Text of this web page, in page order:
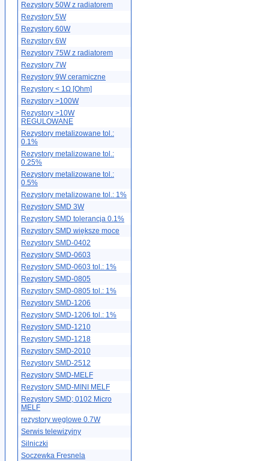
Rezystory 50W z radiatorem
Rezystory 5W
Rezystory 60W
Rezystory 6W
Rezystory 75W z radiatorem
Rezystory 7W
Rezystory 9W ceramiczne
Rezystory < 1Ω [Ohm]
Rezystory >100W
Rezystory >10W
REGULOWANE
Rezystory metalizowane tol.:
0.1%
Rezystory metalizowane tol.:
0.25%
Rezystory metalizowane tol.:
0.5%
Rezystory metalizowane tol.: 1%
Rezystory SMD 3W
Rezystory SMD tolerancja 0.1%
Rezystory SMD większe moce
Rezystory SMD-0402
Rezystory SMD-0603
Rezystory SMD-0603 tol.: 1%
Rezystory SMD-0805
Rezystory SMD-0805 tol.: 1%
Rezystory SMD-1206
Rezystory SMD-1206 tol.: 1%
Rezystory SMD-1210
Rezystory SMD-1218
Rezystory SMD-2010
Rezystory SMD-2512
Rezystory SMD-MELF
Rezystory SMD-MINI MELF
Rezystory SMD; 0102 Micro
MELF
rezystory węglowe 0.7W
Serwis telewizyjny
Silniczki
Soczewka Fresnela